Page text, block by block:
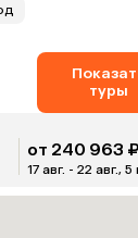
туры
от 240 963
17 авг. - 22 авг., 5